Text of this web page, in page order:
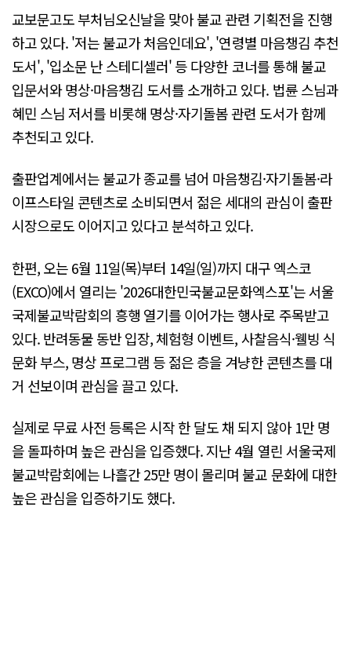
교보문고도 부처님오신날을 맞아 불교 관련 기획전을 진행
하고 있다. '저는 불교가 처음인데요', '연령별 마음챙김 추천
도서', '입소문 난 스테디셀러' 등 다양한 코너를 통해 불교
입문서와 명상·마음챙김 도서를 소개하고 있다. 법륜 스님과
혜민 스님 저서를 비롯해 명상·자기돌봄 관련 도서가 함께
추천되고 있다.
출판업계에서는 불교가 종교를 넘어 마음챙김·자기돌봄·라
이프스타일 콘텐츠로 소비되면서 젊은 세대의 관심이 출판
시장으로도 이어지고 있다고 분석하고 있다.
한편, 오는 6월 11일(목)부터 14일(일)까지 대구 엑스코
(EXCO)에서 열리는 '2026대한민국불교문화엑스포'는 서울
국제불교박람회의 흥행 열기를 이어가는 행사로 주목받고
있다. 반려동물 동반 입장, 체험형 이벤트, 사찰음식·웰빙 식
문화 부스, 명상 프로그램 등 젊은 층을 겨냥한 콘텐츠를 대
거 선보이며 관심을 끌고 있다.
실제로 무료 사전 등록은 시작 한 달도 채 되지 않아 1만 명
을 돌파하며 높은 관심을 입증했다. 지난 4월 열린 서울국제
불교박람회에는 나흘간 25만 명이 몰리며 불교 문화에 대한
높은 관심을 입증하기도 했다.